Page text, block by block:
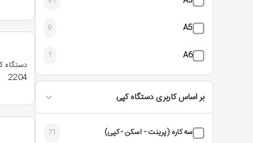
A5
9
A6
1
بر اساس کاربری دستگاه کپی
سه کاره (پرینت - اسکن - کپی) 71
2204